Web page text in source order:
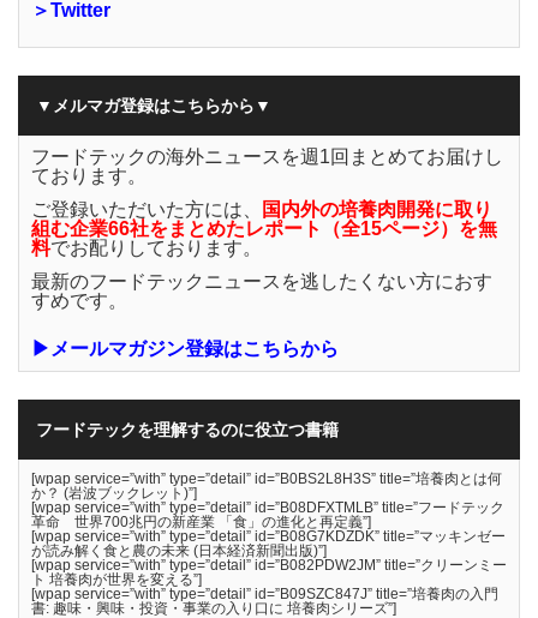
＞Twitter
▼メルマガ登録はこちらから▼
フードテックの海外ニュースを週1回まとめてお届けし
ております。
ご登録いただいた方には、
国内外の培養肉開発に取り
組む企業66社をまとめたレポート（全15ページ）を無
料でお配りしております。
最新のフードテックニュースを逃したくない方におす
すめです。
▶メールマガジン登録はこちらから
フードテックを理解するのに役立つ書籍
[wpap service=”with” type=”detail” id=”B0BS2L8H3S” title=”培養肉とは何
か？ (岩波ブックレット)”]
[wpap service=”with” type=”detail” id=”B08DFXTMLB” title=”フードテック
革命 世界700兆円の新産業 「食」の進化と再定義”]
[wpap service=”with” type=”detail” id=”B08G7KDZDK” title=”マッキンゼー
が読み解く食と農の未来 (日本経済新聞出版)”]
[wpap service=”with” type=”detail” id=”B082PDW2JM” title=”クリーンミー
ト 培養肉が世界を変える”]
[wpap service=”with” type=”detail” id=”B09SZC847J” title=”培養肉の入門
書: 趣味・興味・投資・事業の入り口に 培養肉シリーズ”]